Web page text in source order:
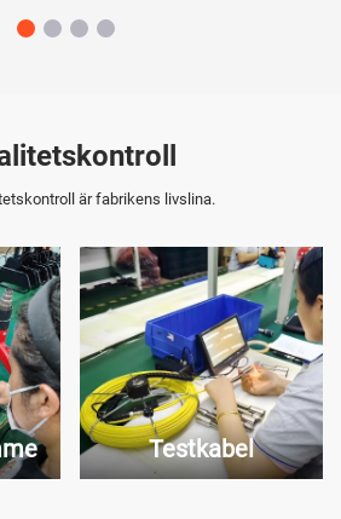
är fabrikens livslina.
Testkabel